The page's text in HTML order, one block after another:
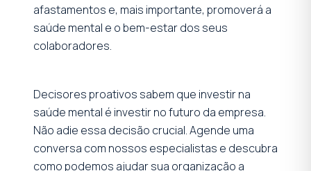
afastamentos e, mais importante, promoverá a
saúde mental e o bem-estar dos seus
colaboradores.
Decisores proativos sabem que investir na
saúde mental é investir no futuro da empresa.
Não adie essa decisão crucial. Agende uma
conversa com nossos especialistas e descubra
como podemos ajudar sua organização a